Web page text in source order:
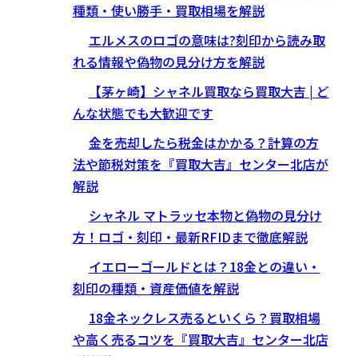
種類・使い勝手・買取相場を解説
エルメスのロゴの意味は?刻印から読み取
れる情報や偽物の見分け方を解説
【茅ヶ崎】シャネル買取なら買取大吉 | ど
んな状態でも大歓迎です
金を売却したら税金はかかる？計算の方
法や節税対策を『買取大吉』センター北店が
解説
シャネル マトラッセ本物と偽物の見分け
方！ロゴ・刻印・最新RFIDまで徹底解説
イエローゴールドとは？18金との違い・
刻印の種類・資産価値を解説
18金ネックレス売るといくら？買取相場
や高く売るコツを『買取大吉』センター北店